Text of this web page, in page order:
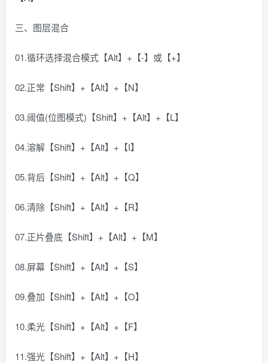
三、图层混合
01.循环选择混合模式【Alt】+【-】或【+】
02.正常【Shift】+【Alt】+【N】
03.阈值(位图模式)【Shift】+【Alt】+【L】
04.溶解【Shift】+【Alt】+【I】
05.背后【Shift】+【Alt】+【Q】
06.清除【Shift】+【Alt】+【R】
07.正片叠底【Shift】+【Alt】+【M】
08.屏幕【Shift】+【Alt】+【S】
09.叠加【Shift】+【Alt】+【O】
10.柔光【Shift】+【Alt】+【F】
11.强光【Shift】+【Alt】+【H】